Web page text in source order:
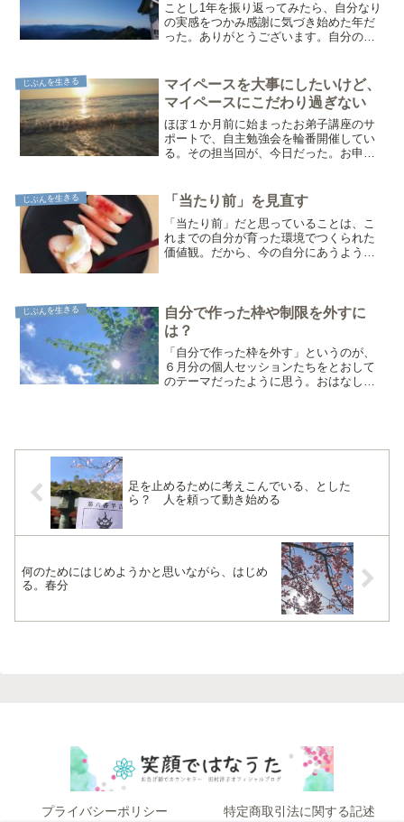
ことし1年を振り返ってみたら、自分なり
の実感をつかみ感謝に気づき始めた年だ
った。ありがとうございます。自分の中
いと思ってきたけれど、わたしなりの距
離感で人のことは大好き...
じぶんを生きる
マイペースを大事にしたいけど、
マイペースにこだわり過ぎない
ほぼ１か月前に始まったお弟子講座のサ
ポートで、自主勉強会を輪番開催してい
る。その担当回が、今日だった。お申込
は、ここまでの人数のお申込みを一気
に、短期間で。お返事する機会...
じぶんを生きる 「当たり前」を見直す
「当たり前」だと思っていることは、こ
れまでの自分が育った環境でつくられた
価値観。だから、今の自分にあうように
かりとかじっていく。音が...
じぶんを生きる
自分で作った枠や制限を外すに
は？
「自分で作った枠を外す」というのが、
６月分の個人セッションたちをとおして
のテーマだったように思う。おはなしに
足を止めるために考えこんでいる、とした
ら？ 人を頼って動き始める
何のためにはじめようかと思いながら、はじめ
る。春分
プライバシーポリシー 特定商取引法に関する記述